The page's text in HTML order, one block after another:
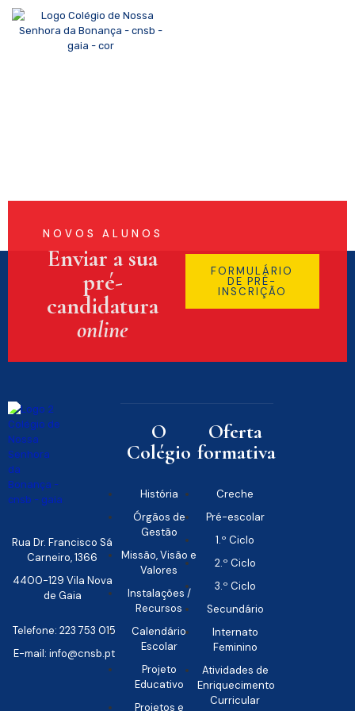
NOVOS ALUNOS
Enviar a sua
pré-
candidatura
online
FORMULÁRIO
DE PRÉ-
INSCRIÇÃO
Rua Dr. Francisco Sá
Carneiro, 1366
4400-129 Vila Nova
de Gaia
Telefone: 223 753 015
E-mail: info@cnsb.pt
O
Colégio
História
Órgãos de
Gestão
Missão, Visão e
Valores
Instalações /
Recursos
Calendário
Escolar
Projeto
Educativo
Projetos e
Oferta
formativa
Creche
Pré-escolar
1.º Ciclo
2.º Ciclo
3.º Ciclo
Secundário
Internato
Feminino
Atividades de
Enriquecimento
Curricular